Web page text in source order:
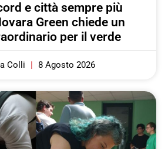
e città sempre più
Green chiede un
per il verde
Colli 8 Agosto 2026